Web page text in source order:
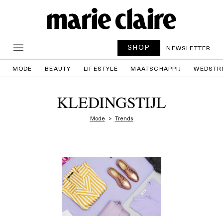
SHOP NEWSLETTER
MODE BEAUTY LIFESTYLE MAATSCHAPPIJ
KLEDINGSTIJL
Mode Trends